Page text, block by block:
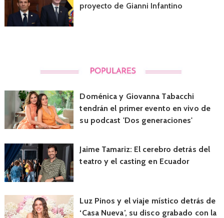
proyecto de Gianni Infantino
Doménica y Giovanna Tabacchi
tendrán el primer evento en vivo de
su podcast 'Dos generaciones'
Jaime Tamariz: El cerebro detrás del
teatro y el casting en Ecuador
Luz Pinos y el viaje místico detrás de
‘Casa Nueva’, su disco grabado con la